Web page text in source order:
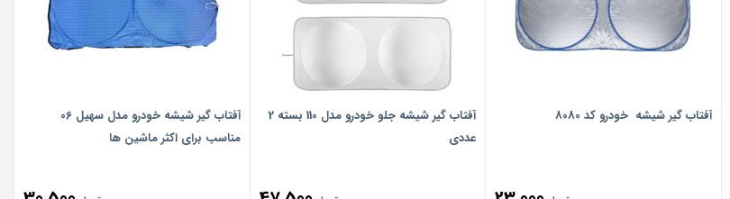
آفتاب گیر شیشه خودرو کد 8080
آفتاب گیر شیشه جلو خودرو مدل 110 بسته 2
عددی
آفتاب گیر شیشه خودرو مدل سهیل 06
مناسب برای اکثر ماشین ها